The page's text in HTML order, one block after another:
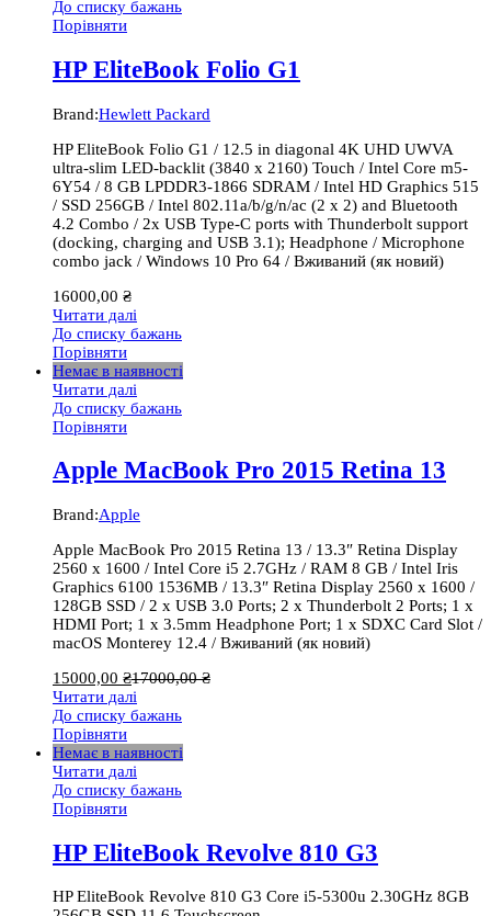
До списку бажань
Порівняти
HP EliteBook Folio G1
Brand:Hewlett Packard
HP EliteBook Folio G1 / 12.5 in diagonal 4K UHD UWVA
ultra-slim LED-backlit (3840 x 2160) Touch / Intel Core m5-
6Y54 / 8 GB LPDDR3-1866 SDRAM / Intel HD Graphics 515
/ SSD 256GB / Intel 802.11a/b/g/n/ac (2 x 2) and Bluetooth
4.2 Combo / 2x USB Type-C ports with Thunderbolt support
(docking, charging and USB 3.1); Headphone / Microphone
combo jack / Windows 10 Pro 64 / Вживаний (як новий)
16000,00 ₴
Читати далі
До списку бажань
Порівняти
Немає в наявності
Читати далі
До списку бажань
Порівняти
Apple MacBook Pro 2015 Retina 13
Brand:Apple
Apple MacBook Pro 2015 Retina 13 / 13.3″ Retina Display
2560 x 1600 / Intel Core i5 2.7GHz / RAM 8 GB / Intel Iris
Graphics 6100 1536MB / 13.3″ Retina Display 2560 x 1600 /
128GB SSD / 2 x USB 3.0 Ports; 2 x Thunderbolt 2 Ports; 1 x
HDMI Port; 1 x 3.5mm Headphone Port; 1 x SDXC Card Slot /
macOS Monterey 12.4 / Вживаний (як новий)
15000,00 ₴17000,00₴
Читати далі
До списку бажань
Порівняти
Немає в наявності
Читати далі
До списку бажань
Порівняти
HP EliteBook Revolve 810 G3
HP EliteBook Revolve 810 G3 Core i5-5300u 2.30GHz 8GB